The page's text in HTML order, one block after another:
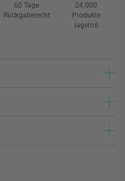
60 Tage
Rückgaberecht
24.000
Produkte
lagernd